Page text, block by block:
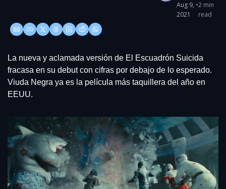
Aug 9,
2021
•2 min
read
La nueva y aclamada versión de El Escuadrón Suicida
fracasa en su debut con cifras por debajo de lo esperado.
Viuda Negra ya es la película más taquillera del año en
EEUU.